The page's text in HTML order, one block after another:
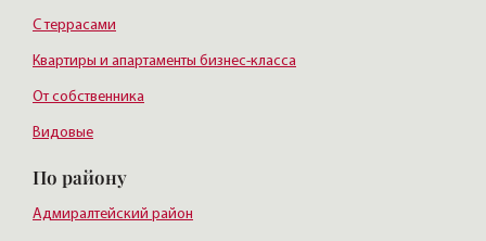
С террасами
Квартиры и апартаменты бизнес-класса
От собственника
Видовые
По району
Адмиралтейский район